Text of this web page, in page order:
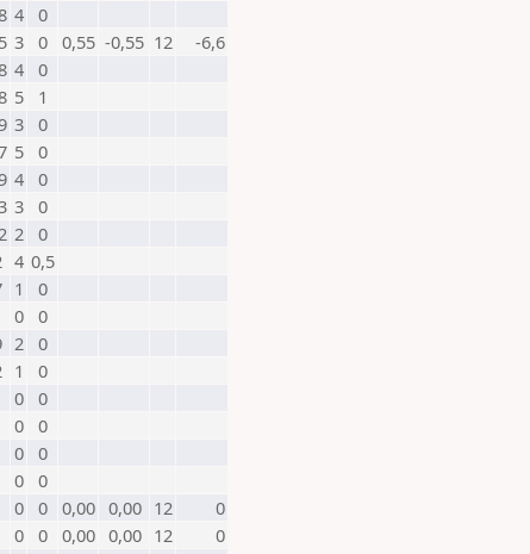
4 0
3 0 0,55 -0,55 12
-6,6
4 0
5
1
3 0
5 0
4 0
3 0
2 0
4 0,5
1
0
0 0
2 0
1
0
0 0
0 0
0 0
0 0
0 0 0,00 0,00 12
0
0 0 0,00 0,00 12
0